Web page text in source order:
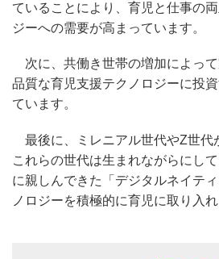
ていることにより、育児と仕事の
ジーへの需要が高まっています。
次に、共働き世帯の増加によっ
品質な育児支援テクノロジーに投
ています。
最後に、ミレニアル世代やZ世代
これらの世代は生まれながらにし
に親しんできた「デジタルネイテ
ノロジーを積極的に育児に取り入